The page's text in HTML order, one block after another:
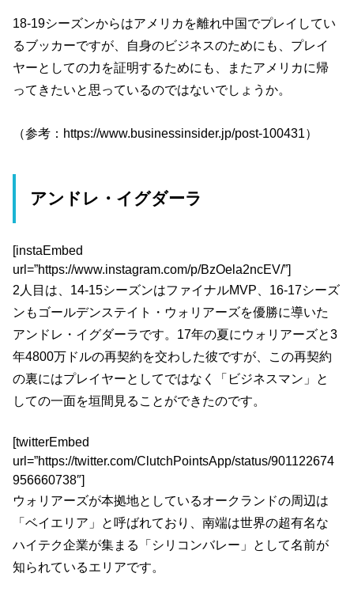
18-19シーズンからはアメリカを離れ中国でプレイしてい
るブッカーですが、自身のビジネスのためにも、プレイ
ヤーとしての力を証明するためにも、またアメリカに帰
ってきたいと思っているのではないでしょうか。
（参考：https://www.businessinsider.jp/post-100431）
アンドレ・イグダーラ
[instaEmbed
url=”https://www.instagram.com/p/BzOela2ncEV/”]
2人目は、14-15シーズンはファイナルMVP、16-17シーズ
ンもゴールデンステイト・ウォリアーズを優勝に導いた
アンドレ・イグダーラです。17年の夏にウォリアーズと3
年4800万ドルの再契約を交わした彼ですが、この再契約
の裏にはプレイヤーとしてではなく「ビジネスマン」と
しての一面を垣間見ることができたのです。
[twitterEmbed
url=”https://twitter.com/ClutchPointsApp/status/901122674
956660738″]
ウォリアーズが本拠地としているオークランドの周辺は
「ベイエリア」と呼ばれており、南端は世界の超有名な
ハイテク企業が集まる「シリコンバレー」として名前が
知られているエリアです。